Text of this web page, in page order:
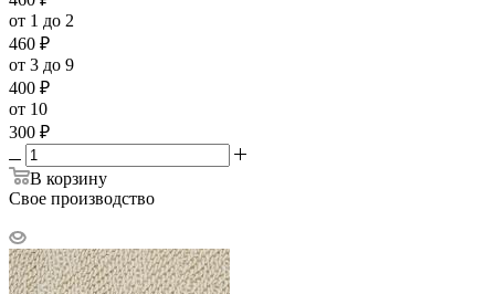
от 1 до 2
460 ₽
от 3 до 9
400 ₽
от 10
300 ₽
В корзину
Свое производство